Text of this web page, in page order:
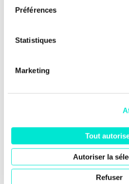
Préférences
Statistiques
Marketing
Tout
Autoriser la
Refuser
Le vote du décret-
Parlement de la
Bruxelles : un déni de
vraiment ?